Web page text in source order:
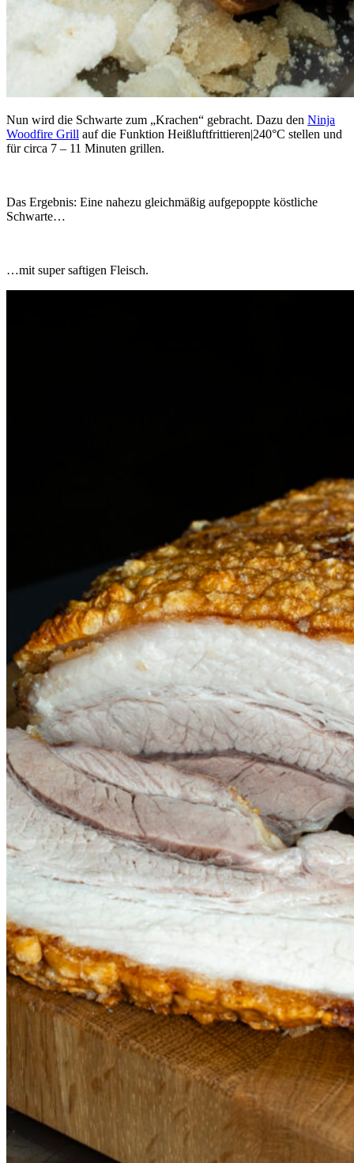
Nun wird die Schwarte zum „Krachen“ gebracht. Dazu den Ninja
Woodfire Grill auf die Funktion Heißluftfrittieren|240°C stellen und
für circa 7 – 11 Minuten grillen.
Das Ergebnis: Eine nahezu gleichmäßig aufgepoppte köstliche
Schwarte…
…mit super saftigen Fleisch.